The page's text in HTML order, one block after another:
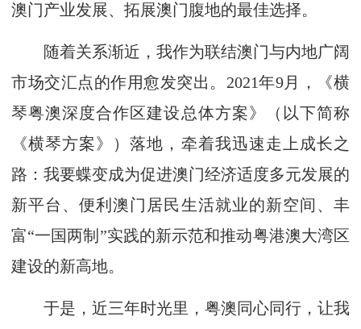
澳门产业发展、拓展澳门腹地的最佳选择。
随着关系渐近，我作为联结澳门与内地广阔
市场交汇点的作用愈发突出。2021年9月，《横
琴粤澳深度合作区建设总体方案》（以下简称
《横琴方案》）落地，牵着我迅速走上成长之
路：我要蝶变成为促进澳门经济适度多元发展的
新平台、便利澳门居民生活就业的新空间、丰
富“一国两制”实践的新示范和推动粤港澳大湾区
建设的新高地。
于是，近三年时光里，粤澳同心同行，让我